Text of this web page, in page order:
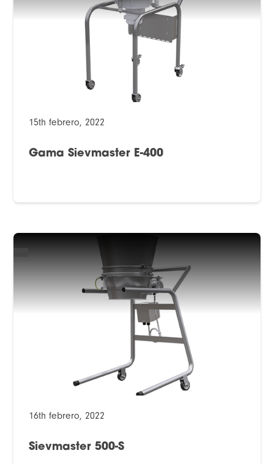
15th febrero, 2022
Gama Sievmaster E-400
16th febrero, 2022
Sievmaster 500-S